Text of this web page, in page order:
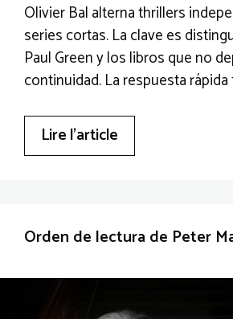
Olivier Bal alterna thrillers
series cortas. La clave es
Paul Green y los libros que no
continuidad. La respuesta rápida
Lire l’article
Orden de lectura de Peter